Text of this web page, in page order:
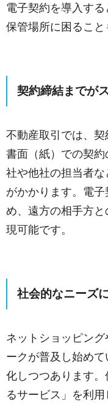
電子契約を導入する
保管場所に困ること
契約締結までが
不動産取引では、契
書面（紙）での契
社や他社の担当者
がかかります。電
め、遠方の相手方
現可能です。
社会的なニーズ
ネットショッピン
ークが普及し始め
化しつつあります
るサービス」を利